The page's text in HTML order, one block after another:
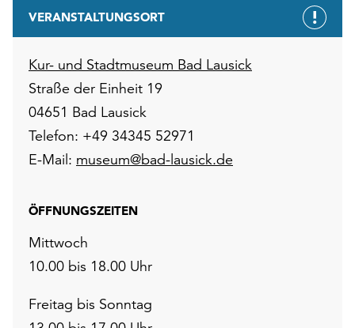
VERANSTALTUNGSORT
Kur- und Stadtmuseum Bad Lausick
Straße der Einheit 19
04651 Bad Lausick
Telefon: +49 34345 52971
E-Mail: museum@bad-lausick.de
ÖFFNUNGSZEITEN
Mittwoch
10.00 bis 18.00 Uhr
Freitag bis Sonntag